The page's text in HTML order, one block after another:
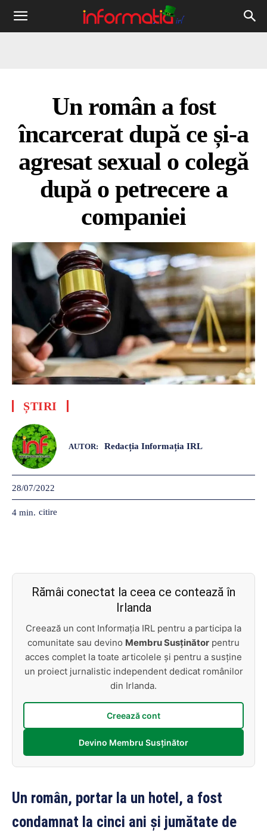
Informația
Un român a fost
încarcerat după ce și-a
agresat sexual o colegă
după o petrecere a
companiei
ȘTIRI
AUTOR: Redacția Informația IRL
28/07/2022
4 min. citire
Rămâi conectat la ceea ce contează în
Irlanda
Creează un cont Informația IRL pentru a participa la
comunitate sau devino Membru Susținător pentru
acces complet la toate articolele și pentru a susține
un proiect jurnalistic independent dedicat românilor
din Irlanda.
Creează cont
Devino Membru Susținător
Un român, portar la un hotel, a fost
condamnat la cinci ani și jumătate de